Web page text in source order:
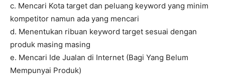
c. Mencari Kota target dan peluang keyword yang minim
kompetitor namun ada yang mencari
d. Menentukan ribuan keyword target sesuai dengan
produk masing masing
e. Mencari Ide Jualan di Internet (Bagi Yang Belum
Mempunyai Produk)